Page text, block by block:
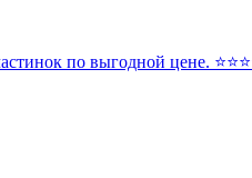
по выгодной цене.